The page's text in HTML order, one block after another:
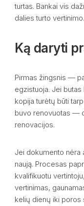
turtas. Bankai vis
dalies turto vertinimo.
Ką daryti
Pirmas žingsnis —
egzistuoja. Jei
kopija turėtų būti
buvo renovuotas —
renovacijos.
Jei dokumento
naują. Procesas
kvalifikuotu
vertinimas,
kelių dienų iki poros